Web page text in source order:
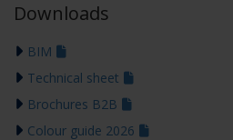
Downloads
BIM
Technical sheet
Brochures B2B
Colour guide 2026